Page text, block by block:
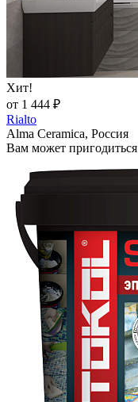
Хит!
от 1 444 ₽
Rialto
Alma Ceramica, Россия
Вам может пригодиться